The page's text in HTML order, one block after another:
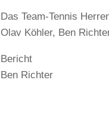
Das Team-Tennis
Olav Köhler, Ben
Bericht
Ben Richter